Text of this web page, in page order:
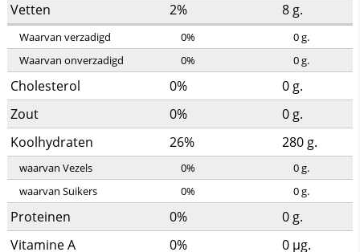
Vetten 2% 8g.
Waarvan verzadigd 0% 0g.
Waarvan onverzadigd
0% 0g.
Cholesterol 0% 0g.
Zout
0% 0g.
Koolhydraten
26% 280g.
waarvan Vezels 0% 0g.
waarvan Suikers
0% 0g.
Proteinen 0% 0g.
Vitamine A
0% 0 µg.